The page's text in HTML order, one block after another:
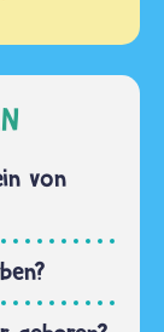
von